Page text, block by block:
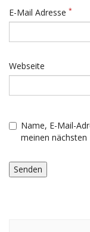
E-Mail Adresse *
Webseite
Name, E-Mail-
meinen